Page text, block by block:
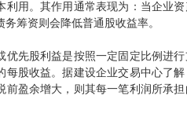
。其作用通常表现为：当企业资
筹资则会降低普通股收益率。
股利益是按照一定固定比例进行
股收益。据建设企业交易中心了
盈余增大，则其每一笔利润所承